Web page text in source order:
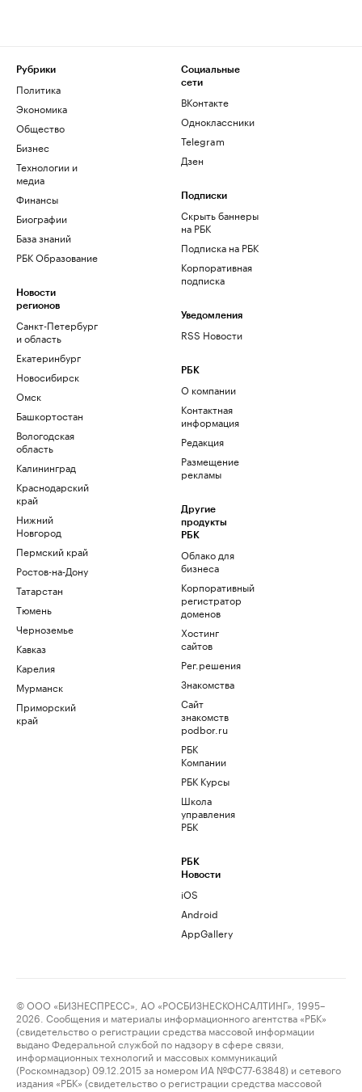
Рубрики
Политика
Экономика
Общество
Бизнес
Технологии и
медиа
Финансы
Биографии
База знаний
РБК Образование
Новости
регионов
Санкт-Петербург
и область
Екатеринбург
Новосибирск
Омск
Башкортостан
Вологодская
область
Калининград
Краснодарский
край
Нижний
Новгород
Пермский край
Ростов-на-Дону
Татарстан
Тюмень
Черноземье
Кавказ
Карелия
Мурманск
Приморский
край
Социальные
сети
ВКонтакте
Одноклассники
Telegram
Дзен
Подписки
Скрыть баннеры
на РБК
Подписка на РБК
Корпоративная
подписка
Уведомления
RSS Новости
РБК
О компании
Контактная
информация
Редакция
Размещение
рекламы
Другие
продукты
РБК
Облако для
бизнеса
Корпоративный
регистратор
доменов
Хостинг
сайтов
Рег.решения
Знакомства
Сайт
знакомств
podbor.ru
РБК
Компании
РБК Курсы
Школа
управления
РБК
РБК
Новости
iOS
Android
AppGallery
© ООО «БИЗНЕСПРЕСС», АО «РОСБИЗНЕСКОНСАЛТИНГ», 1995–
2026. Сообщения и материалы информационного агентства «РБК»
(свидетельство о регистрации средства массовой информации
выдано Федеральной службой по надзору в сфере связи,
информационных технологий и массовых коммуникаций
(Роскомнадзор) 09.12.2015 за номером ИА №ФС77-63848) и сетевого
издания «РБК» (свидетельство о регистрации средства массовой